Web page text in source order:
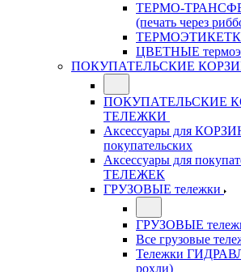
ТЕРМО-
(печать через
ЦВЕТНЫЕ
ПОКУПАТЕЛЬСКИЕ
ПОКУПАТЕЛЬСКИЕ
ТЕЛЕЖКИ
Аксессуары для
покупательских
Аксессуары для
ТЕЛЕЖЕК
ГРУЗОВЫЕ тележки
ГРУЗОВЫЕ
Все грузовые
Тележки
рохли)